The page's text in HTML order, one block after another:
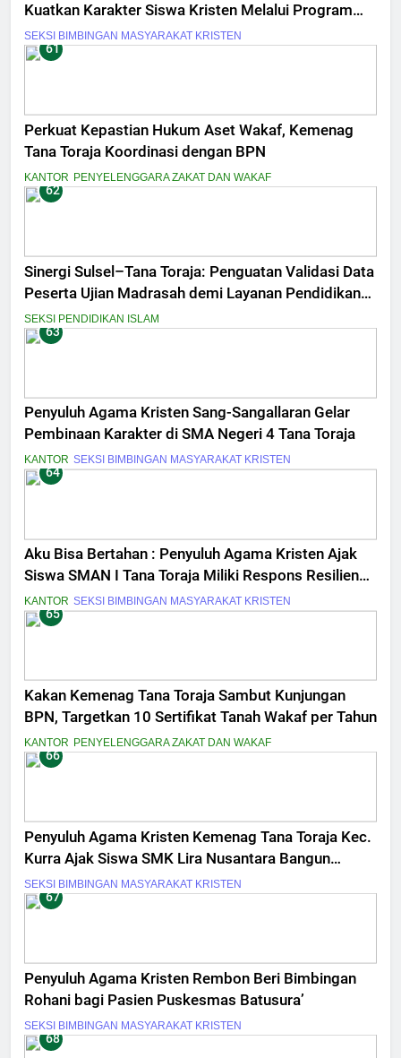
Kuatkan Karakter Siswa Kristen Melalui Program
Pesantren Kilat
SEKSI BIMBINGAN MASYARAKAT KRISTEN
61
Perkuat Kepastian Hukum Aset Wakaf, Kemenag
Tana Toraja Koordinasi dengan BPN
KANTOR PENYELENGGARA ZAKAT DAN WAKAF
62
Sinergi Sulsel–Tana Toraja: Penguatan Validasi Data
Peserta Ujian Madrasah demi Layanan Pendidikan
Berkualitas
SEKSI PENDIDIKAN ISLAM
63
Penyuluh Agama Kristen Sang-Sangallaran Gelar
Pembinaan Karakter di SMA Negeri 4 Tana Toraja
KANTOR SEKSI BIMBINGAN MASYARAKAT KRISTEN
64
Aku Bisa Bertahan : Penyuluh Agama Kristen Ajak
Siswa SMAN I Tana Toraja Miliki Respons Resiliensi
Tantangan di Era Digital
KANTOR SEKSI BIMBINGAN MASYARAKAT KRISTEN
65
Kakan Kemenag Tana Toraja Sambut Kunjungan
BPN, Targetkan 10 Sertifikat Tanah Wakaf per Tahun
KANTOR PENYELENGGARA ZAKAT DAN WAKAF
66
Penyuluh Agama Kristen Kemenag Tana Toraja Kec.
Kurra Ajak Siswa SMK Lira Nusantara Bangun
Motivasi Diri
SEKSI BIMBINGAN MASYARAKAT KRISTEN
67
Penyuluh Agama Kristen Rembon Beri Bimbingan
Rohani bagi Pasien Puskesmas Batusura’
SEKSI BIMBINGAN MASYARAKAT KRISTEN
68